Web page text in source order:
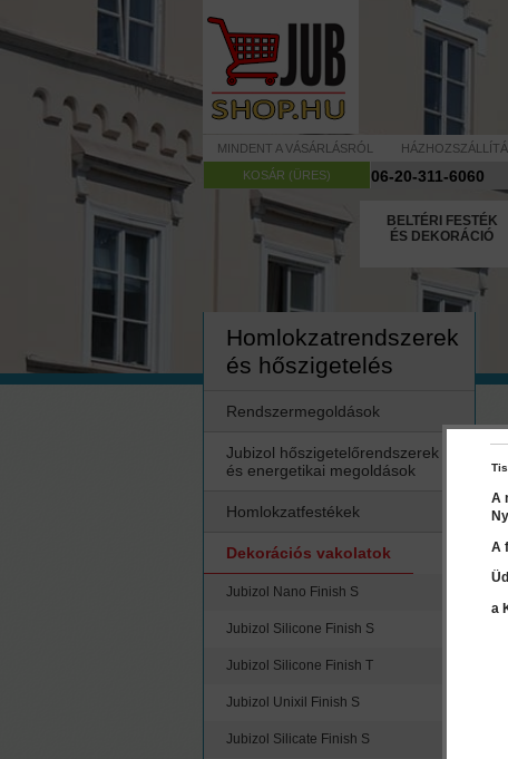
MINDENT A VÁSÁRLÁSRÓL
KOSÁR (ÜRES)
06-20-311-6060
BELTÉRI FESTÉK
ÉS DEKORÁCIÓ
Homlokzatrendszerek
és hőszigetelés
Rendszermegoldások
Jubizol hőszigetelőrendszerek
és energetikai megoldások
Homlokzatfestékek
Dekorációs vakolatok
Jubizol Nano Finish S
Jubizol Silicone Finish S
Jubizol Silicone Finish T
Jubizol Unixil Finish S
Jubizol Silicate Finish S
A
A
a